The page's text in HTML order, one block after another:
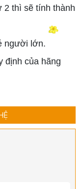
2 thì sẽ tính thành
người lớn.
định của hãng